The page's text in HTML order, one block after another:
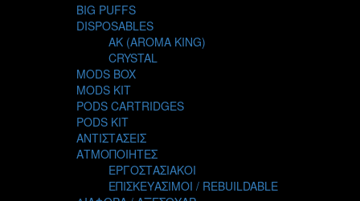
NUBO
OMERTA LIQUIDS
OPMH PROJECT
S-ELF JUICE
SADBOY
SCANDAL
SECRET FOREST
STEAM CITY LIQUIDS
STEAM TRAIN
STEAMPUNK
TALES
TATTOO
BIG PUFFS
DISPOSABLES
AK (AROMA KING)
CRYSTAL
MODS BOX
MODS KIT
PODS CARTRIDGES
PODS KIT
ΑΝΤΙΣΤΑΣΕΙΣ
ΑΤΜΟΠΟΙΗΤΕΣ
ΕΡΓΟΣΤΑΣΙΑΚΟΙ
ΕΠΙΣΚΕΥΑΣΙΜΟΙ / REBUILDABLE